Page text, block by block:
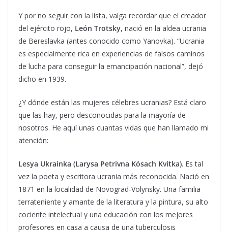
Y por no seguir con la lista, valga recordar que el creador
del ejército rojo, León Trotsky, nació en la aldea ucrania
de Bereslavka (antes conocido como Yanovka). “Ucrania
es especialmente rica en experiencias de falsos caminos
de lucha para conseguir la emancipación nacional”, dejó
dicho en 1939.
¿Y dónde están las mujeres célebres ucranias? Está claro
que las hay, pero desconocidas para la mayoría de
nosotros. He aquí unas cuantas vidas que han llamado mi
atención:
Lesya Ukrainka (Larysa Petrivna Kósach Kvitka). Es tal
vez la poeta y escritora ucrania más reconocida. Nació en
1871 en la localidad de Novograd-Volynsky. Una familia
terrateniente y amante de la literatura y la pintura, su alto
cociente intelectual y una educación con los mejores
profesores en casa a causa de una tuberculosis